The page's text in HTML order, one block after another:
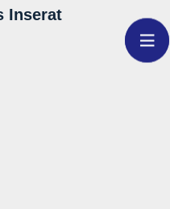
Inserat